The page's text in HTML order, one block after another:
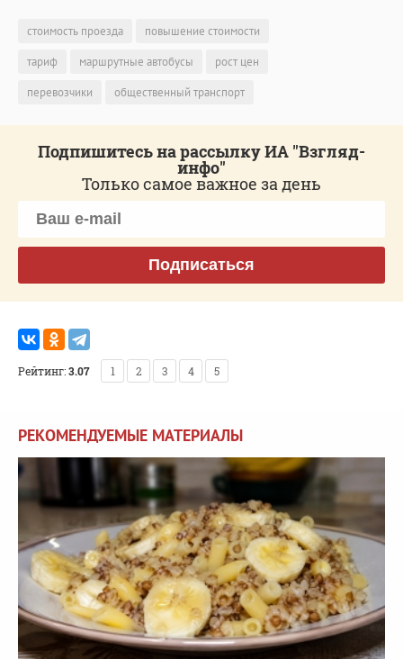
стоимость проезда
повышение стоимости
тариф
маршрутные автобусы
рост цен
перевозчики
общественный транспорт
Подпишитесь на рассылку ИА "Взгляд-
инфо"
Только самое важное за день
Подписаться
Рейтинг:3.07 1 2 3 4 5
РЕКОМЕНДУЕМЫЕ МАТЕРИАЛЫ